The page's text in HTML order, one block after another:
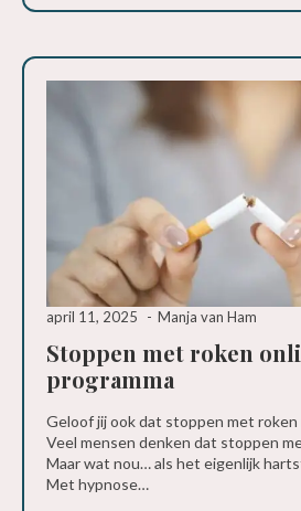
Stoppen met roken
programma
april 11, 2025 Manja van Ham
Geloof jij ook dat stoppen met roken
Veel mensen denken dat stoppen
Maar wat nou… als het eigenlijk
Met hypnose…